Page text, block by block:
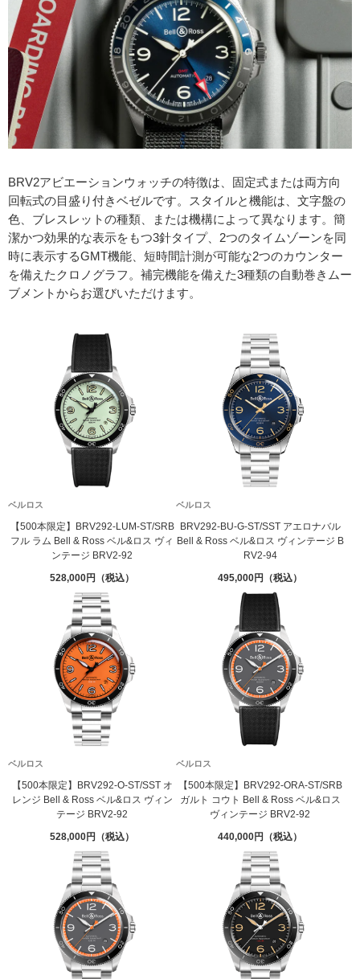
BRV2アビエーションウォッチの特徴は、固定式または両方向
回転式の目盛り付きベゼルです。スタイルと機能は、文字盤の
色、ブレスレットの種類、または機構によって異なります。簡
潔かつ効果的な表示をもつ3針タイプ、2つのタイムゾーンを同
時に表示するGMT機能、短時間計測が可能な2つのカウンター
を備えたクロノグラフ。補完機能を備えた3種類の自動巻きムー
ブメントからお選びいただけます。
ベルロス
【500本限定】BRV292-LUM-ST/SRB
フル ラム Bell & Ross ベル&ロス ヴィ
ンテージ BRV2-92
528,000
ベルロス
BRV292-BU-G-ST/SST アエロナバル
Bell & Ross ベル&ロス ヴィンテージ B
RV2-94
495,000
ベルロス
【500本限定】BRV292-O-ST/SST オ
レンジ Bell & Ross ベル&ロス ヴィン
テージ BRV2-92
528,000
ベルロス
【500本限定】BRV292-ORA-ST/SRB
ガルト コウト Bell & Ross ベル&ロス
ヴィンテージ BRV2-92
440,000